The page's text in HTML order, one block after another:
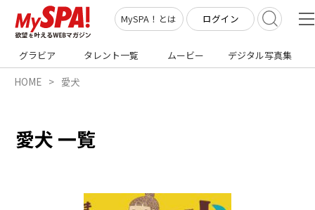
MySPA！とは ログイン
グラビア タレント一覧 ムービー デジタル写真集
HOME 愛犬
愛犬 一覧